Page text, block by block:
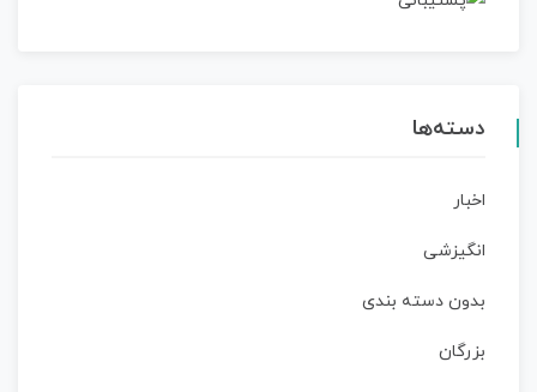
دسته‌ها
اخبار
انگیزشی
بدون دسته بندی
بزرگان